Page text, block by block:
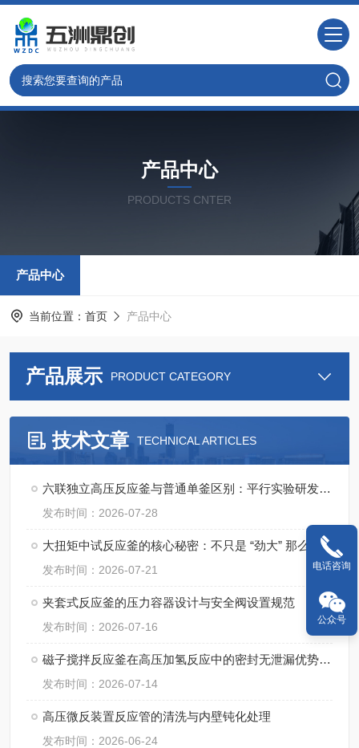
产品中心
PRODUCTS CNTER
产品中心
当前位置： 首页 产品中心
产品展示 PRODUCT CATEGORY
技术文章 TECHNICAL ARTICLES
六联独立高压反应釜与普通单釜区别：平行实验研发成本与周期对比
发布时间：2026-07-28
大扭矩中试反应釜的核心秘密：不只是 “劲大” 那么简单
发布时间：2026-07-21
夹套式反应釜的压力容器设计与安全阀设置规范
发布时间：2026-07-16
磁子搅拌反应釜在高压加氢反应中的密封无泄漏优势与应用
发布时间：2026-07-14
高压微反装置反应管的清洗与内壁钝化处理
发布时间：2026-06-24
电话咨询
公众号